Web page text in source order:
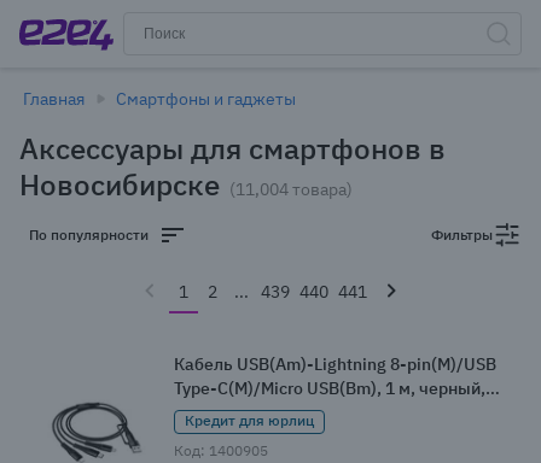
Главная Смартфоны и гаджеты
Аксессуары для смартфонов в
Новосибирске (11,004 товара)
По популярности Фильтры
1 2 ... 439 440 441
Кабель USB(Am)-Lightning 8-pin(M)/USB
Type-C(M)/Micro USB(Bm), 1 м, черный,
HOCO X123 (X123)
Кредит для юрлиц
Код: 1400905